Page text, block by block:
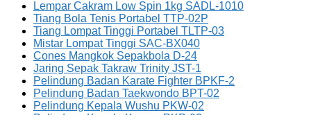
Lempar Cakram Low Spin 1kg SADL-1010
Tiang Bola Tenis Portabel TTP-02P
Tiang Lompat Tinggi Portabel TLTP-03
Mistar Lompat Tinggi SAC-BX040
Cones Mangkok Sepakbola D-24
Jaring Sepak Takraw Trinity JST-1
Pelindung Badan Karate Fighter BPKF-2
Pelindung Badan Taekwondo BPT-02
Pelindung Kepala Wushu PKW-02